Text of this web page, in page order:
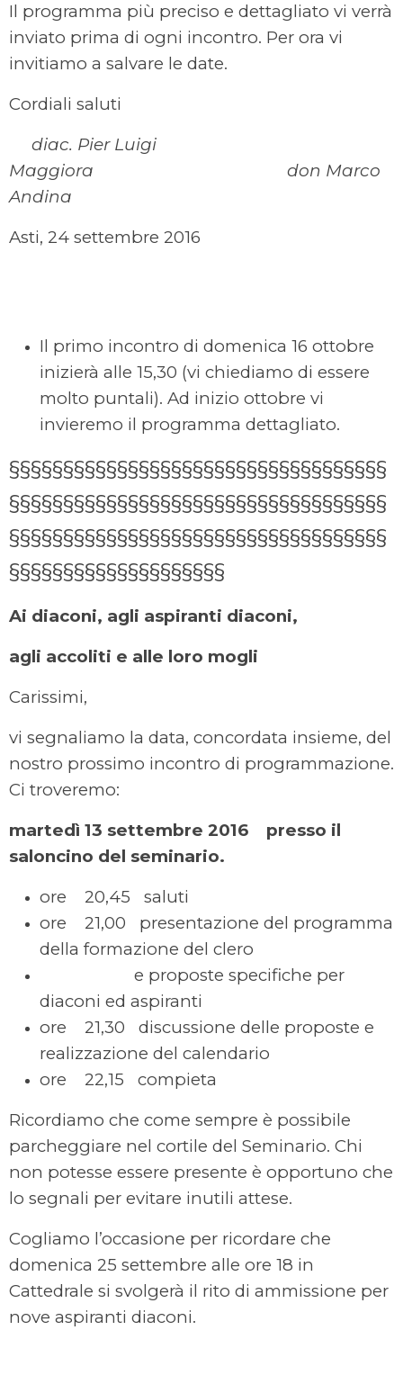
Il programma più preciso e dettagliato vi verrà
inviato prima di ogni incontro. Per ora vi
invitiamo a salvare le date.
Cordiali saluti
diac. Pier Luigi
Maggiora don Marco
Andina
Asti, 24 settembre 2016
Il primo incontro di domenica 16 ottobre
inizierà alle 15,30 (vi chiediamo di essere
molto puntali). Ad inizio ottobre vi
invieremo il programma dettagliato.
§§§§§§§§§§§§§§§§§§§§§§§§§§§§§§§§§§§
§§§§§§§§§§§§§§§§§§§§§§§§§§§§§§§§§§§
§§§§§§§§§§§§§§§§§§§§§§§§§§§§§§§§§§§
§§§§§§§§§§§§§§§§§§§§
Ai diaconi, agli aspiranti diaconi,
agli accoliti e alle loro mogli
Carissimi,
vi segnaliamo la data, concordata insieme, del
nostro prossimo incontro di programmazione.
Ci troveremo:
martedì 13 settembre 2016 presso il
saloncino del seminario.
ore 20,45 saluti
ore 21,00 presentazione del programma
della formazione del clero
e proposte specifiche per
diaconi ed aspiranti
ore 21,30 discussione delle proposte e
realizzazione del calendario
ore 22,15 compieta
Ricordiamo che come sempre è possibile
parcheggiare nel cortile del Seminario. Chi
non potesse essere presente è opportuno che
lo segnali per evitare inutili attese.
Cogliamo l’occasione per ricordare che
domenica 25 settembre alle ore 18 in
Cattedrale si svolgerà il rito di ammissione per
nove aspiranti diaconi.